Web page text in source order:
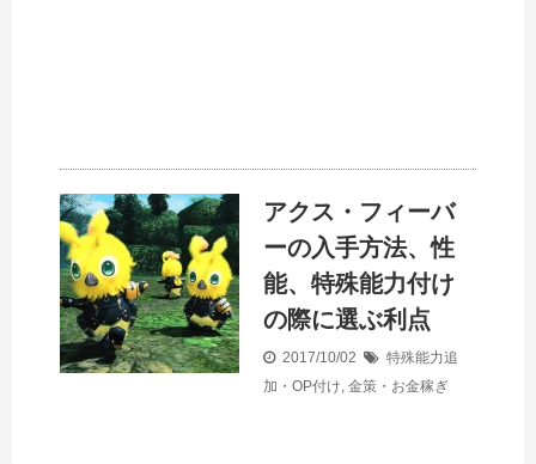
アクス・フィーバ
ーの入手方法、性
能、特殊能力付け
の際に選ぶ利点
2017/10/02
特殊能力追
加・OP付け, 金策・お金稼ぎ